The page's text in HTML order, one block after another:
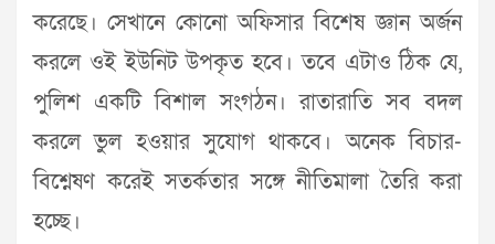
করেছে। সেখানে কোনো অফিসার বিশেষ জ্ঞান অর্জন
করলে ওই ইউনিট উপকৃত হবে। তবে এটাও ঠিক যে,
পুলিশ একটি বিশাল সংগঠন। রাতারাতি সব বদল
করলে ভুল হওয়ার সুযোগ থাকবে। অনেক বিচার-
বিশ্নেষণ করেই সতর্কতার সঙ্গে নীতিমালা তৈরি করা
হচ্ছে।